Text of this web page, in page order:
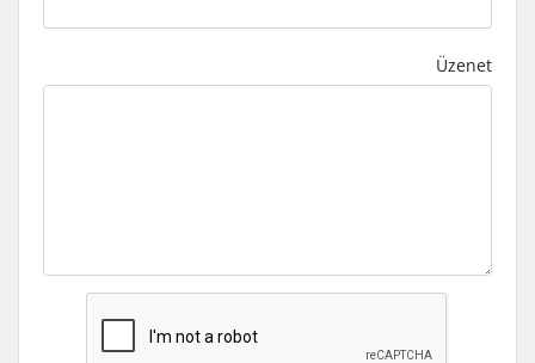
Üzenet